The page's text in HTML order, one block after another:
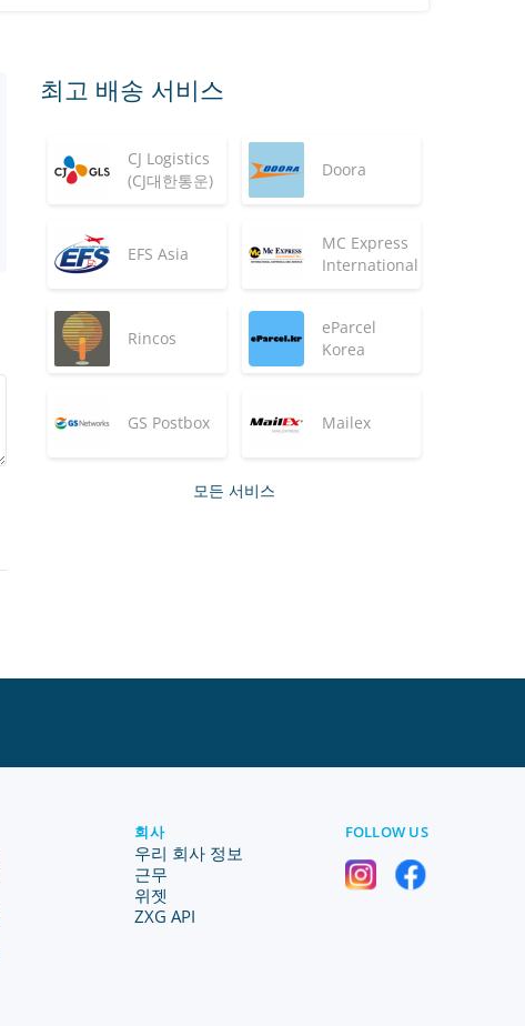
최고 배송 서비스
CJ Logistics
(CJ대한통운)
Doora
EFS Asia
MC Express
International
Rincos
eParcel
Korea
GS Postbox Mailex
모든 서비스
회사
우리 회사 정보
근무
위젯
ZXG API
FOLLOW US